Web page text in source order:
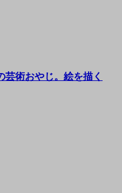
芸術おやじ。絵を描く